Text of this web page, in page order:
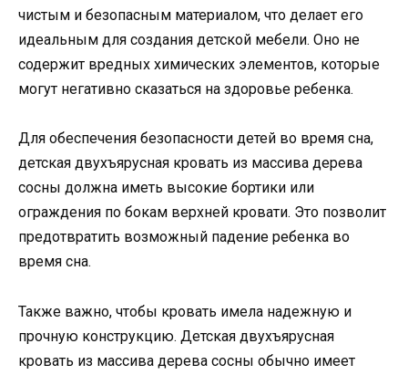
чистым и безопасным материалом, что делает его
идеальным для создания детской мебели. Оно не
содержит вредных химических элементов, которые
могут негативно сказаться на здоровье ребенка.
Для обеспечения безопасности детей во время сна,
детская двухъярусная кровать из массива дерева
сосны должна иметь высокие бортики или
ограждения по бокам верхней кровати. Это позволит
предотвратить возможный падение ребенка во
время сна.
Также важно, чтобы кровать имела надежную и
прочную конструкцию. Детская двухъярусная
кровать из массива дерева сосны обычно имеет